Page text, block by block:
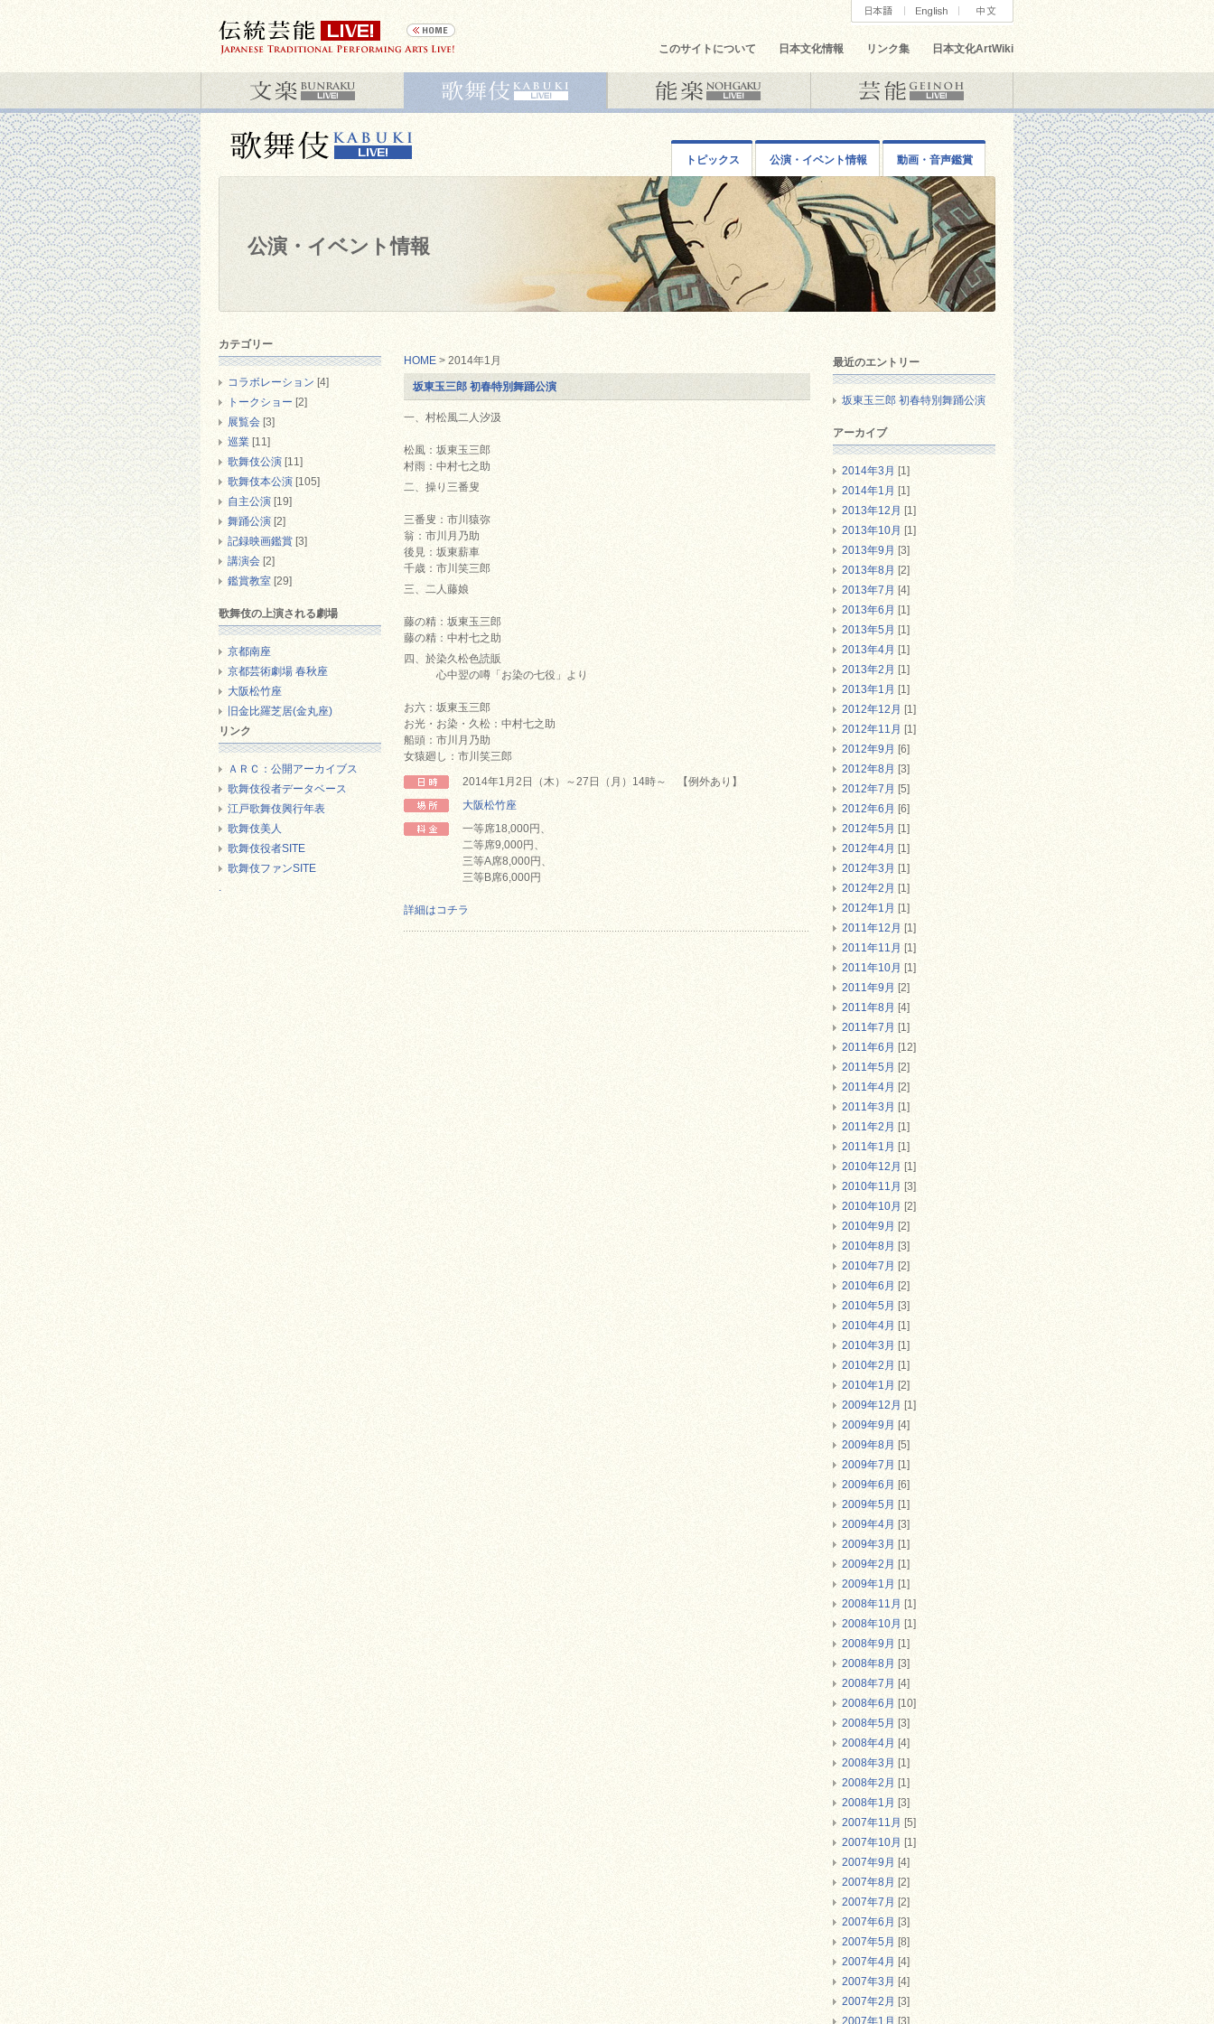
このサイトについて 日本文化情報 リンク集 日本文化ArtWiki
トピックス 公演・イベント情報 動画・音声鑑賞
公演・イベント情報
HOME > 2014年1月
坂東玉三郎 初春特別舞踊公演
一、村松風二人汐汲
松風：坂東玉三郎
村雨：中村七之助
二、操り三番叟
三番叟：市川猿弥
翁：市川月乃助
後見：坂東薪車
千歳：市川笑三郎
三、二人藤娘
藤の精：坂東玉三郎
藤の精：中村七之助
四、於染久松色読販
心中翌の噂「お染の七役」より
お六：坂東玉三郎
お光・お染・久松：中村七之助
船頭：市川月乃助
女猿廻し：市川笑三郎
2014年1月2日（木）～27日（月）14時～ 【例外あり】
大阪松竹座
一等席18,000円、
二等席9,000円、
三等A席8,000円、
三等B席6,000円
詳細はコチラ
カテゴリー
コラボレーション [4]
トークショー [2]
展覧会 [3]
巡業 [11]
歌舞伎公演 [11]
歌舞伎本公演 [105]
自主公演 [19]
舞踊公演 [2]
記録映画鑑賞 [3]
講演会 [2]
鑑賞教室 [29]
歌舞伎の上演される劇場
京都南座
京都芸術劇場 春秋座
大阪松竹座
旧金比羅芝居(金丸座)
リンク
ＡＲＣ：公開アーカイブス
歌舞伎役者データベース
江戸歌舞伎興行年表
歌舞伎美人
歌舞伎役者SITE
歌舞伎ファンSITE
.
最近のエントリー
坂東玉三郎 初春特別舞踊公演
アーカイブ
2014年3月 [1]
2014年1月 [1]
2013年12月 [1]
2013年10月 [1]
2013年9月 [3]
2013年8月 [2]
2013年7月 [4]
2013年6月 [1]
2013年5月 [1]
2013年4月 [1]
2013年2月 [1]
2013年1月 [1]
2012年12月 [1]
2012年11月 [1]
2012年9月 [6]
2012年8月 [3]
2012年7月 [5]
2012年6月 [6]
2012年5月 [1]
2012年4月 [1]
2012年3月 [1]
2012年2月 [1]
2012年1月 [1]
2011年12月 [1]
2011年11月 [1]
2011年10月 [1]
2011年9月 [2]
2011年8月 [4]
2011年7月 [1]
2011年6月 [12]
2011年5月 [2]
2011年4月 [2]
2011年3月 [1]
2011年2月 [1]
2011年1月 [1]
2010年12月 [1]
2010年11月 [3]
2010年10月 [2]
2010年9月 [2]
2010年8月 [3]
2010年7月 [2]
2010年6月 [2]
2010年5月 [3]
2010年4月 [1]
2010年3月 [1]
2010年2月 [1]
2010年1月 [2]
2009年12月 [1]
2009年9月 [4]
2009年8月 [5]
2009年7月 [1]
2009年6月 [6]
2009年5月 [1]
2009年4月 [3]
2009年3月 [1]
2009年2月 [1]
2009年1月 [1]
2008年11月 [1]
2008年10月 [1]
2008年9月 [1]
2008年8月 [3]
2008年7月 [4]
2008年6月 [10]
2008年5月 [3]
2008年4月 [4]
2008年3月 [1]
2008年2月 [1]
2008年1月 [3]
2007年11月 [5]
2007年10月 [1]
2007年9月 [4]
2007年8月 [2]
2007年7月 [2]
2007年6月 [3]
2007年5月 [8]
2007年4月 [4]
2007年3月 [4]
2007年2月 [3]
2007年1月 [3]